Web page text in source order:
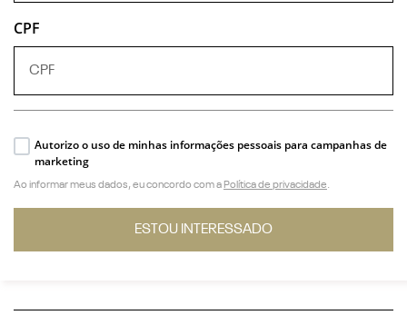
CPF
Autorizo o uso de minhas informações pessoais para campanhas de
marketing
Ao informar meus dados, eu concordo com a Política de privacidade.
ESTOU INTERESSADO